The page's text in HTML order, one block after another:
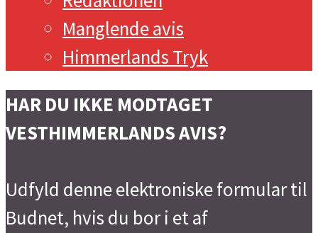
Manglende avis
Himmerlands Tryk
HAR DU IKKE MODTAGET
VESTHIMMERLANDS AVIS?
Udfyld denne elektroniske formular til
Budnet, hvis du bor i et af